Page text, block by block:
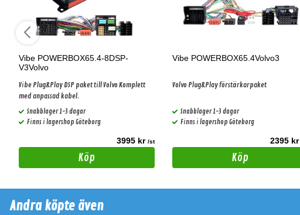
Vibe POWERBOX65.4-8DSP-
V3Volvo
Vibe Plug&Play DSP paket till Volvo Komplett
med anpassad kabel.
Snabblager 1-3 dagar
Finns i lagershop Göteborg
3995 kr /st
Köp
Vibe POWERBOX65.4Volvo3
Volvo Plug&Play förstärkarpaket
Snabblager 1-3 dagar
Finns i lagershop Göteborg
2395 kr
Köp
Andra köpte även